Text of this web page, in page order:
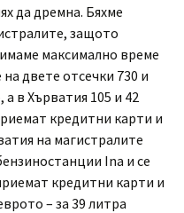
да дремна. Бяхме
защото
максимално време
двете отсечки 730 и
в Хърватия 105 и 42
кредитни карти и
на магистралите
Ina и се
кредитни карти и
– за 39 литра